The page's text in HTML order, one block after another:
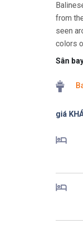
from
seen
colors
Sân
giá